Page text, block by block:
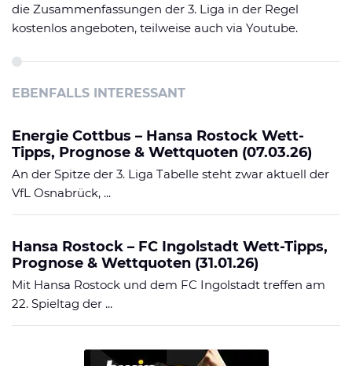
die Zusammenfassungen der 3. Liga in der Regel
kostenlos angeboten, teilweise auch via Youtube.
EBENFALLS INTERESSANT
Energie Cottbus – Hansa Rostock Wett-
Tipps, Prognose & Wettquoten (07.03.26)
An der Spitze der 3. Liga Tabelle steht zwar aktuell der
VfL Osnabrück, ...
Hansa Rostock – FC Ingolstadt Wett-Tipps,
Prognose & Wettquoten (31.01.26)
Mit Hansa Rostock und dem FC Ingolstadt treffen am
22. Spieltag der ...